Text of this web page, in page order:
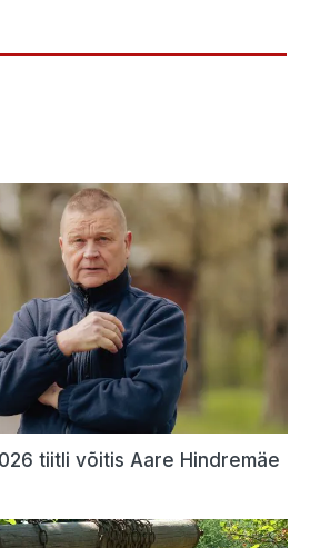
tiitli võitis Aare Hindremäe